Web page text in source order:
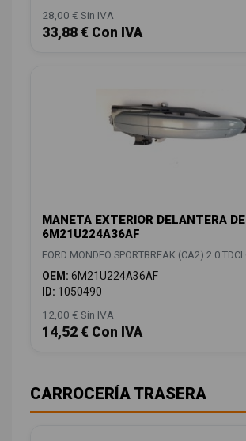
28,00 € Sin IVA
33,88 € Con IVA
MANETA EXTERIOR DELANTERA
6M21U224A36AF
FORD MONDEO SPORTBREAK (CA2) 2.0 TDCI
OEM: 6M21U224A36AF
ID: 1050490
12,00 € Sin IVA
14,52 € Con IVA
CARROCERÍA TRASERA